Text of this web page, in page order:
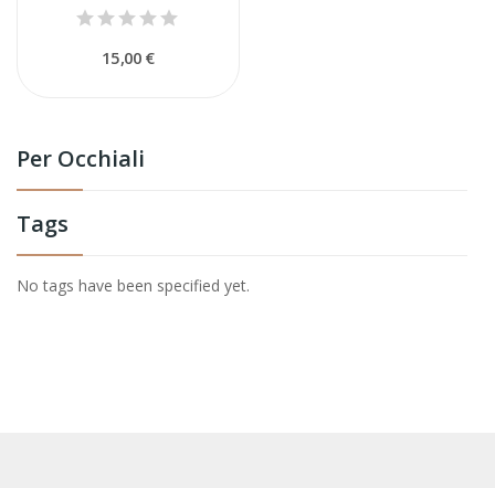
Per Occhiali
Tags
No tags have been specified yet.
15,00 €